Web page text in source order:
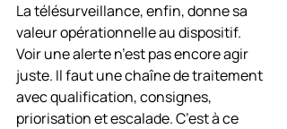
La télésurveillance, enfin, donne sa
valeur opérationnelle au dispositif.
Voir une alerte n’est pas encore agir
juste. Il faut une chaîne de traitement
avec qualification, consignes,
priorisation et escalade. C’est à ce